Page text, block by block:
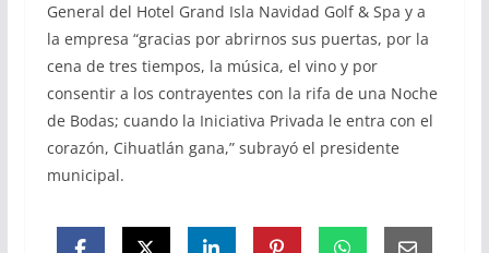
General del Hotel Grand Isla Navidad Golf & Spa y a
la empresa “gracias por abrirnos sus puertas, por la
cena de tres tiempos, la música, el vino y por
consentir a los contrayentes con la rifa de una Noche
de Bodas; cuando la Iniciativa Privada le entra con el
corazón, Cihuatlán gana,” subrayó el presidente
municipal.